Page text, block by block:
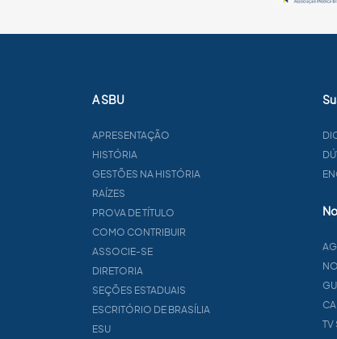
A SBU
APRESENTAÇÃO
HISTÓRIA
GESTÕES NA HISTÓRIA
RAÍZES
PROVA DE TÍTULO
COMO CONTRIBUIR
ASSOCIE-SE
DIRETORIA
SEÇÕES ESTADUAIS
ESCRITÓRIO DE BRASÍLIA
ESU
TV